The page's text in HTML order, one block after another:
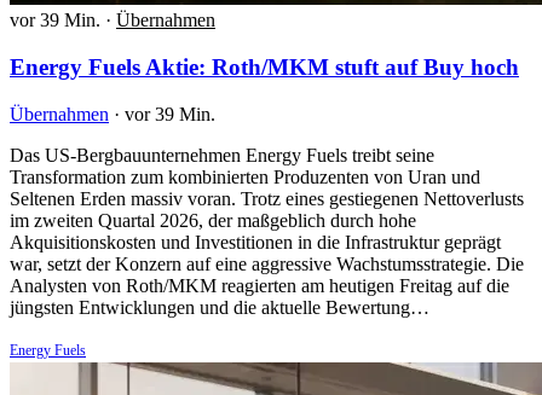
vor 39 Min. · Übernahmen
Energy Fuels Aktie: Roth/MKM stuft auf Buy hoch
Übernahmen · vor 39 Min.
Das US-Bergbauunternehmen Energy Fuels treibt seine
Transformation zum kombinierten Produzenten von Uran und
Seltenen Erden massiv voran. Trotz eines gestiegenen Nettoverlusts
im zweiten Quartal 2026, der maßgeblich durch hohe
Akquisitionskosten und Investitionen in die Infrastruktur geprägt
war, setzt der Konzern auf eine aggressive Wachstumsstrategie. Die
Analysten von Roth/MKM reagierten am heutigen Freitag auf die
jüngsten Entwicklungen und die aktuelle Bewertung…
Energy Fuels